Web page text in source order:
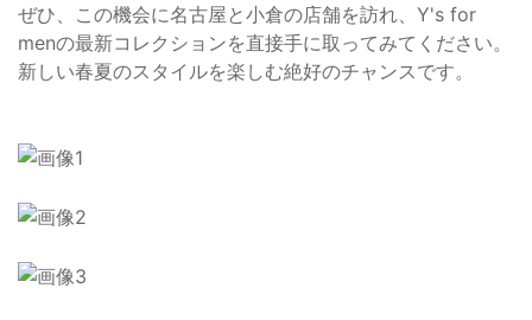
ぜひ、この機会に名古屋と小倉の店舗を訪れ、Y's for
menの最新コレクションを直接手に取ってみてください。
新しい春夏のスタイルを楽しむ絶好のチャンスです。